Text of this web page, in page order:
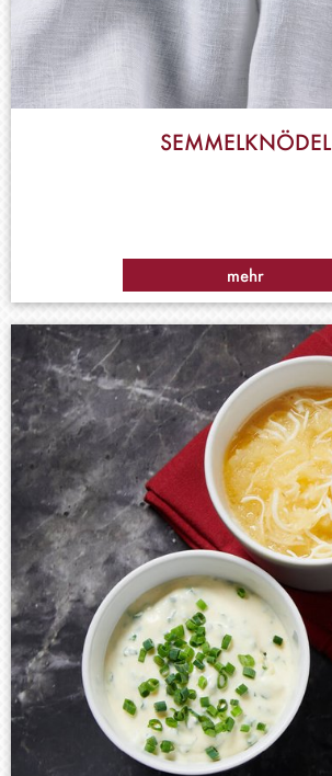
SEMMELKNÖDEL
mehr